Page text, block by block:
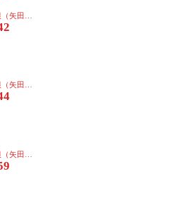
)ゆき]
矢田経由ノンステ)ゆき]
ゆき]
)ゆき]
矢田経由ノンステ)ゆき]
ゆき]
)ゆき]
矢田経由ノンステ)ゆき]
ゆき]